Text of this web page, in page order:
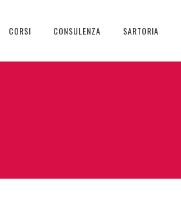
CORSI CONSULENZA SARTORIA